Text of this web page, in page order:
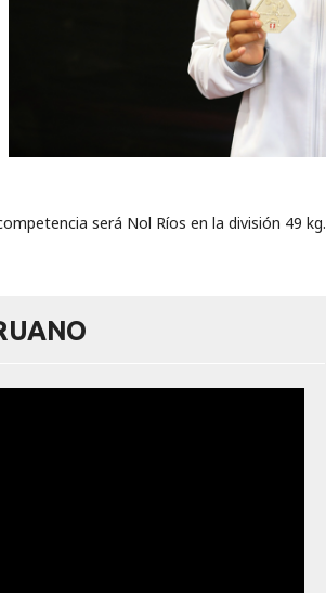
será Nol Ríos en la división 49 kg.